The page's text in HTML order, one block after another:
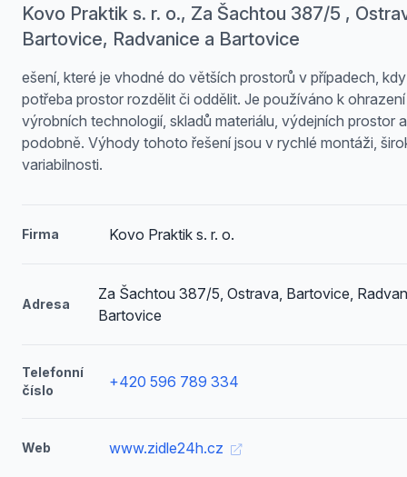
Kovo Praktik s. r. o., Za Šachtou 387/5 ,
Bartovice, Radvanice a Bartovice
ešení, které je vhodné do větších prostorů v případech,
potřeba prostor rozdělit či oddělit. Je používáno k ohrazení
výrobních technologií, skladů materiálu, výdejních prostor a
podobně. Výhody tohoto řešení jsou v rychlé montáži,
variabilnosti.
Firma Kovo Praktik s. r. o.
Adresa
Za Šachtou 387/5, Ostrava, Bartovice,
Bartovice
Telefonní
číslo
+420 596 789 334
Web www.zidle24h.cz